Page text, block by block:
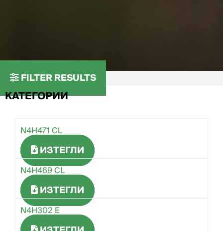
FILTER RESULTS
КАТЕГОРИИ
N4H471 CL
ИЗТЕГЛИ
N4H469 CL
ИЗТЕГЛИ
N4H302 E